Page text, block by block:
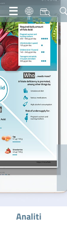
IT
Analiti